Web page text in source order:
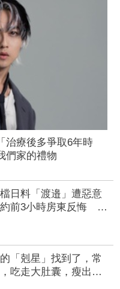
治療後多爭取6年時
們家的禮物
日料「渡邉」遭惡意
前3小時房東反悔 急
點
「剋星」找到了，常
吃走大肚囊，瘦出小